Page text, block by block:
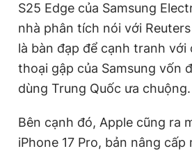
S25 Edge của Samsung
nhà phân tích nói với
là bàn đạp để cạnh tranh với
thoại gập của Samsung vốn
dùng Trung Quốc ưa chuộng.
Bên cạnh đó, Apple cũng ra
iPhone 17 Pro, bản nâng